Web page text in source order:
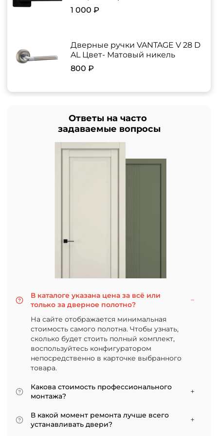
1 000 ₽
Дверные ручки VANTAGE V 28 D
AL Цвет- Матовый никель
800 ₽
Ответы на часто
задаваемые вопросы
В каталоге указана цена за всё или
только за дверное полотно?
На сайте отображается минимальная
стоимость самого полотна. Чтобы узнать,
сколько будет стоить полный комплект,
воспользуйтесь конфигуратором
непосредственно в карточке выбранного
товара.
Какова стоимость профессионального
монтажа?
Итоговая сумма зависит от типа отделки
двери и габаритов проема. Минимальная
цена за установку стандартной двери с
В какой момент ремонта лучше всего
устанавливать двери?